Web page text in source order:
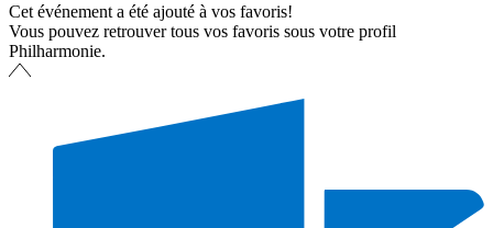
Cet événement a été ajouté à vos favoris!
Vous pouvez retrouver tous vos favoris sous votre profil
Philharmonie.